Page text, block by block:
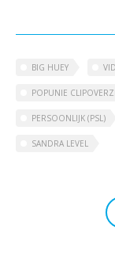
BIG HUEY
POPUNIE
PERSOONLIJK (PSL)
SANDRA LEVEL